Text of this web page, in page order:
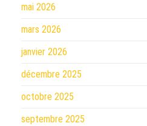
mai 2026
mars 2026
janvier 2026
décembre 2025
octobre 2025
septembre 2025